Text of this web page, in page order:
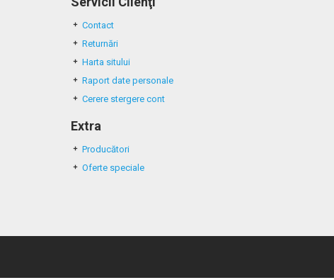
Contact
Returnări
Harta sitului
Raport date personale
Cerere stergere cont
Extra
Producători
Oferte speciale